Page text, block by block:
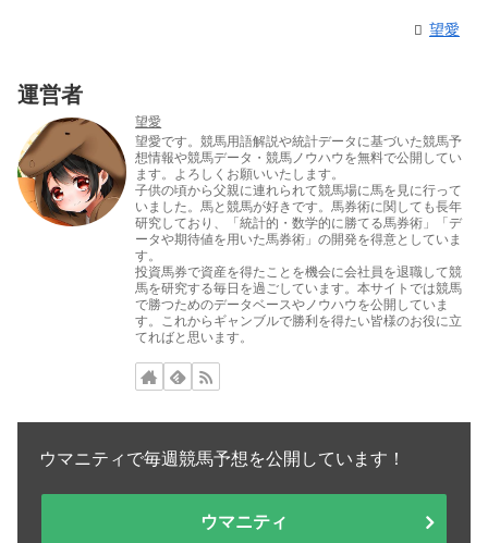
望愛
運営者
望愛
望愛です。競馬用語解説や統計データに基づいた競馬予
想情報や競馬データ・競馬ノウハウを無料で公開してい
ます。よろしくお願いいたします。
子供の頃から父親に連れられて競馬場に馬を見に行って
いました。馬と競馬が好きです。馬券術に関しても長年
研究しており、「統計的・数学的に勝てる馬券術」「デ
ータや期待値を用いた馬券術」の開発を得意としていま
す。
投資馬券で資産を得たことを機会に会社員を退職して競
馬を研究する毎日を過ごしています。本サイトでは競馬
で勝つためのデータベースやノウハウを公開していま
す。これからギャンブルで勝利を得たい皆様のお役に立
てればと思います。
ウマニティで毎週競馬予想を公開しています！
ウマニティ